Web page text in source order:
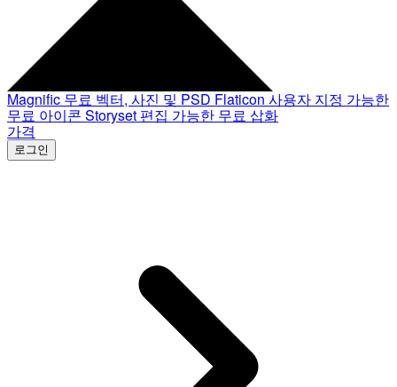
Magnific 무료 벡터, 사진 및 PSD Flaticon 사용자 지정 가능한
무료 아이콘 Storyset 편집 가능한 무료 삽화
가격
로그인